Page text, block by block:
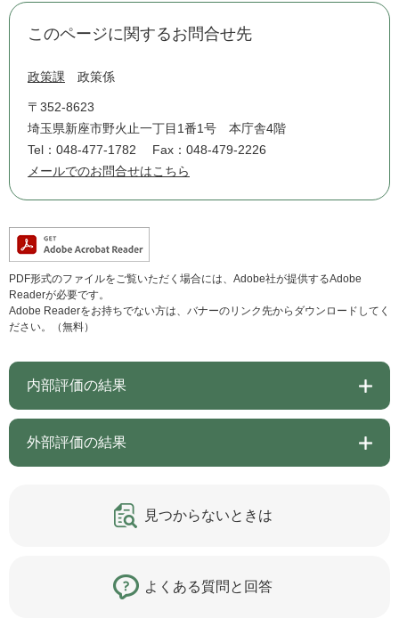
このページに関するお問合せ先
政策課 政策係
〒352-8623
埼玉県新座市野火止一丁目1番1号 本庁舎4階
Tel：048-477-1782
Fax：048-479-2226
メールでのお問合せはこちら
PDF形式のファイルをご覧いただく場合には、Adobe社が提供するAdobe
Readerが必要です。
Adobe Readerをお持ちでない方は、バナーのリンク先からダウンロードしてく
ださい。（無料）
内部評価の結果
外部評価の結果
見つからないときは
よくある質問と回答